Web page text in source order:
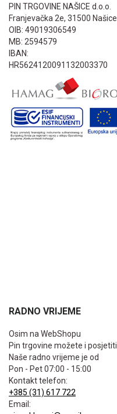
PIN TRGOVINE NAŠICE d.o.o.
Franjevačka 2e, 31500 Našice
OIB: 49019306549
MB: 2594579
IBAN:
HR5624120091132003370
RADNO VRIJEME
Osim na WebShopu
Pin trgovine možete i posjetiti
Naše radno vrijeme je od
Pon - Pet 07:00 - 15:00
Kontakt telefon:
+385 (31) 617 722
Email: